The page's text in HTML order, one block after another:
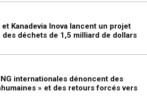
Kanadevia Inova lancent un projet
des déchets de 1,5 milliard de dollars
internationales dénoncent des
» et des retours forcés vers